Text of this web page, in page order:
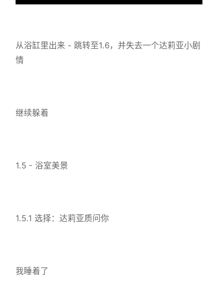
从浴缸里出来 - 跳转至1.6，并失去一个达莉亚小剧
情
继续躲着
1.5 - 浴室美景
1.5.1 选择：达莉亚质问你
我睡着了